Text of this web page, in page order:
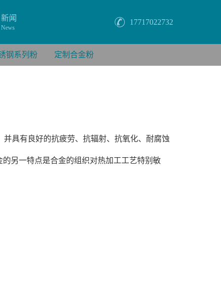
钢系列粉 定制合金粉
新闻
News
17717022732
具有良好的抗疲劳、抗辐射、抗氧化、耐腐蚀
的另一特点是合金的组织对热加工工艺特别敏